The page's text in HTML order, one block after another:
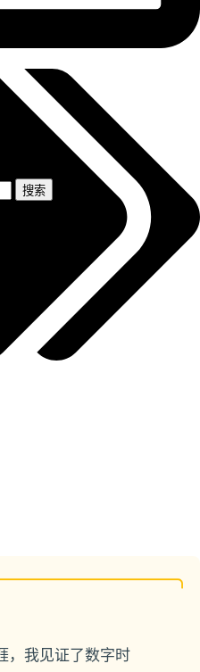
，我见证了数字时